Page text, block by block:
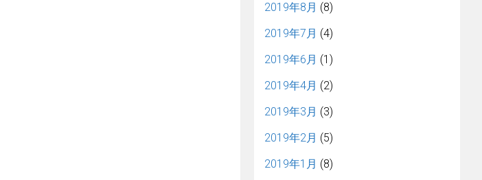
2019年8月 (8)
2019年7月 (4)
2019年6月 (1)
2019年4月 (2)
2019年3月 (3)
2019年2月 (5)
2019年1月 (8)